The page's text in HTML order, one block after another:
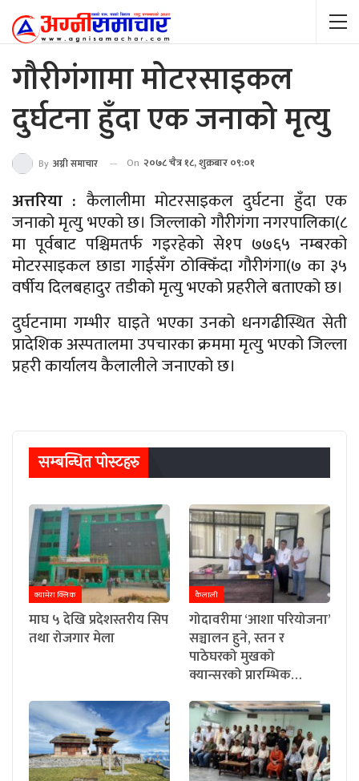
गौरीगंगामा मोटरसाइकल
दुर्घटना हुँदा एक जनाको मृत्यु
By अग्नी समाचार On २०७८ चैत्र १८, शुक्रबार ०९:०१
अत्तरिया : कैलालीमा मोटरसाइकल दुर्घटना हुँदा एक
जनाको मृत्यु भएको छ। जिल्लाको गौरीगंगा नगरपालिका(८
मा पूर्वबाट पश्चिमतर्फ गइरहेको से१प ७७६५ नम्बरको
मोटरसाइकल छाडा गाईसँग ठोक्किँदा गौरीगंगा(७ का ३५
वर्षीय दिलबहादुर तडीको मृत्यु भएको प्रहरीले बताएको छ।
दुर्घटनामा गम्भीर घाइते भएका उनको धनगढीस्थित सेती
प्रादेशिक अस्पतालमा उपचारका क्रममा मृत्यु भएको जिल्ला
प्रहरी कार्यालय कैलालीले जनाएको छ।
सम्बन्धित पाेस्टहरु
क्यामेरा क्लिक
माघ ५ देखि प्रदेशस्तरीय सिप
तथा रोजगार मेला
कैलाली
गोदावरीमा ‘आशा परियोजना’
सञ्चालन हुने, स्तन र
पाठेघरको मुखको
क्यान्सरको प्रारम्भिक…